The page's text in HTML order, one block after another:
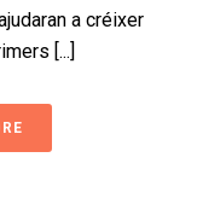
a créixer
[...]